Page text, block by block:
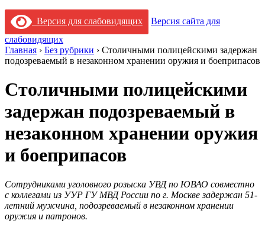
Версия для слабовидящих
Версия сайта для
слабовидящих
Главная › Без рубрики › Столичными полицейскими задержан
подозреваемый в незаконном хранении оружия и боеприпасов
Столичными полицейскими
задержан подозреваемый в
незаконном хранении оружия
и боеприпасов
Сотрудниками уголовного розыска УВД по ЮВАО совместно
с коллегами из УУР ГУ МВД России по г. Москве задержан 51-
летний мужчина, подозреваемый в незаконном хранении
оружия и патронов.